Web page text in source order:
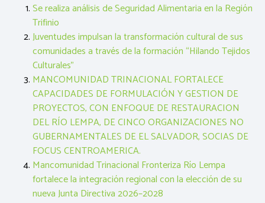
Se realiza análisis de Seguridad Alimentaria en la Región
Trifinio
Juventudes impulsan la transformación cultural de sus
comunidades a través de la formación “Hilando Tejidos
Culturales”
MANCOMUNIDAD TRINACIONAL FORTALECE
CAPACIDADES DE FORMULACIÓN Y GESTION DE
PROYECTOS, CON ENFOQUE DE RESTAURACION
DEL RÍO LEMPA, DE CINCO ORGANIZACIONES NO
GUBERNAMENTALES DE EL SALVADOR, SOCIAS DE
FOCUS CENTROAMERICA.
Mancomunidad Trinacional Fronteriza Río Lempa
fortalece la integración regional con la elección de su
nueva Junta Directiva 2026–2028